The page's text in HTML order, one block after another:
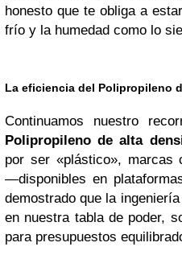
honesto que te obliga a
frío y la humedad como lo
La eficiencia del Polipropileno
Continuamos nuestro
Polipropileno de alta
por ser «plástico», marcas
—disponibles en
demostrado que la
en nuestra tabla de poder,
para presupuestos